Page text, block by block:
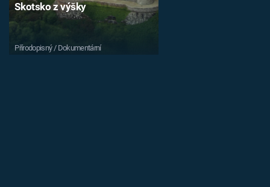
Skotsko z výšky
Přírodopisný / Dokumentární